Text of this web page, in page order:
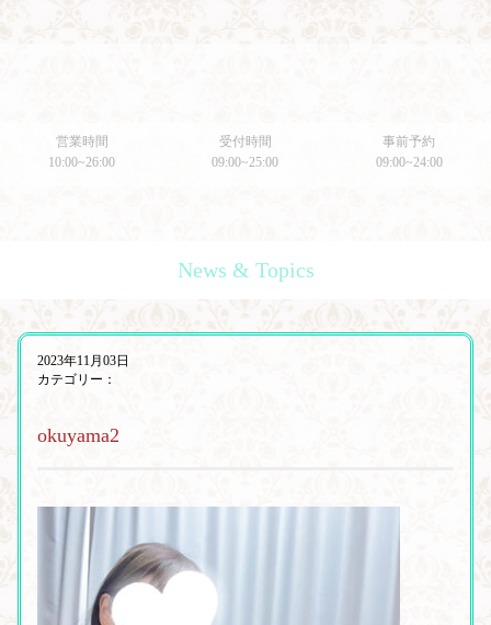
営業時間
10:00~26:00
受付時間
09:00~25:00
事前予約
09:00~24:00
News & Topics
2023年11月03日
カテゴリー：
okuyama2